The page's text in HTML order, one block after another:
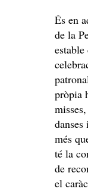
És en
de la
pròpia
més
té la
de
el